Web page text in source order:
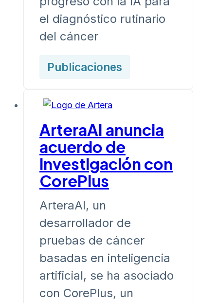
el diagnóstico rutinario
del cáncer
Publicaciones
ArteraAI anuncia
acuerdo de
investigación con
CorePlus
ArteraAI, un
desarrollador de
pruebas de cáncer
basadas en inteligencia
artificial, se ha asociado
con CorePlus, un